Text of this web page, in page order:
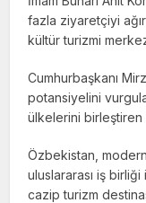
fazla ziyaretçiyi
kültür turizmi
Cumhurbaşkanı
potansiyelini
ülkelerini
Özbekistan, modern
uluslararası iş birliği
cazip turizm